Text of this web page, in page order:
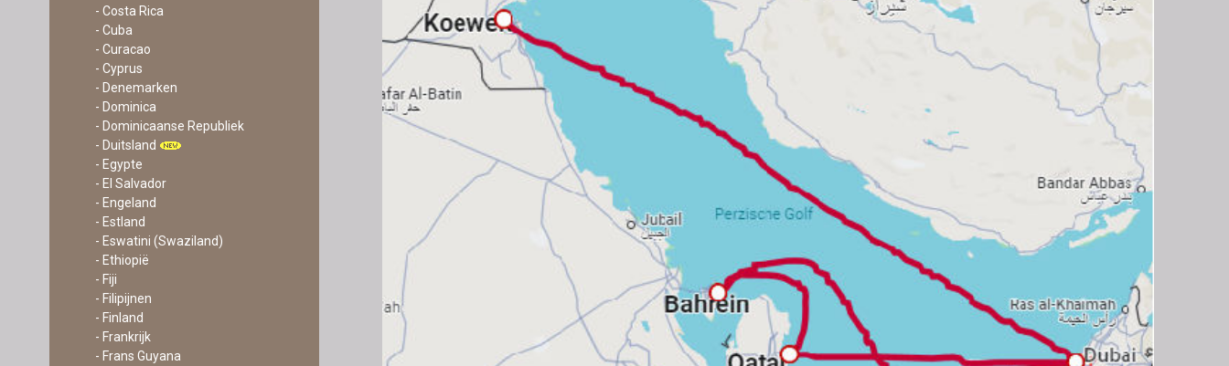
- Costa Rica
- Cuba
- Curacao
- Cyprus
- Denemarken
- Dominica
- Dominicaanse Republiek
- Duitsland
- Egypte
- El Salvador
- Engeland
- Estland
- Eswatini (Swaziland)
- Ethiopië
- Fiji
- Filipijnen
- Finland
- Frankrijk
- Frans Guyana